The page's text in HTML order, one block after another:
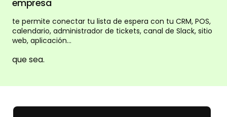
empresa
te permite conectar tu lista de espera con tu CRM, POS,
calendario, administrador de tickets, canal de Slack, sitio
web, aplicación...
que sea.